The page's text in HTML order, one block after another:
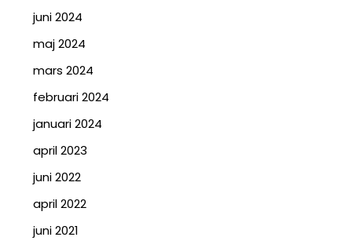
juni 2024
maj 2024
mars 2024
februari 2024
januari 2024
april 2023
juni 2022
april 2022
juni 2021